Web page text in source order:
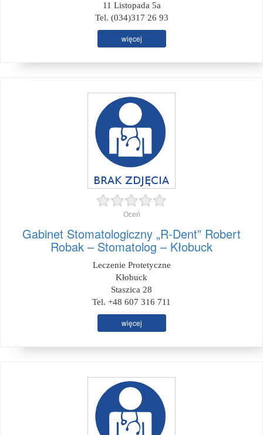
11 Listopada 5a
Tel. (034)317 26 93
więcej
Oceń
Gabinet Stomatologiczny „R-Dent” Robert
Robak – Stomatolog – Kłobuck
Leczenie Protetyczne
Kłobuck
Staszica 28
Tel. +48 607 316 711
więcej